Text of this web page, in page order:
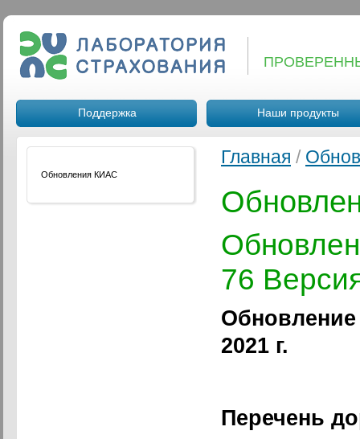
Поддержка Наши продукты
Обновления КИАС
Главная /
76
2021 г.
Перечень